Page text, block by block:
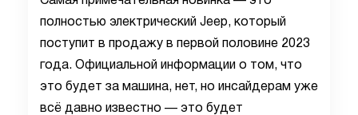
полностью электрический Jeep, который
поступит в продажу в первой половине 2023
года. Официальной информации о том, что
это будет за машина, нет, но инсайдерам уже
всё давно известно — это будет